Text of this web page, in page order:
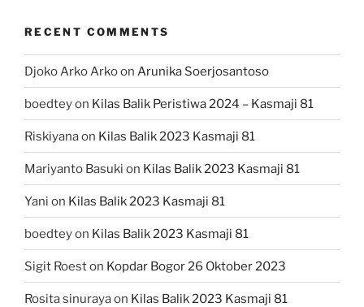
RECENT COMMENTS
Djoko Arko Arkoon Arunika Soerjosantoso
boedteyon Kilas Balik Peristiwa 2024 – Kasmaji 81
Riskiyanaon Kilas Balik 2023 Kasmaji 81
Mariyanto Basuki on Kilas Balik 2023 Kasmaji 81
Yani on Kilas Balik 2023 Kasmaji 81
boedteyon Kilas Balik 2023 Kasmaji 81
Sigit Roeston Kopdar Bogor 26 Oktober 2023
Rosita sinurayaon Kilas Balik 2023 Kasmaji 81